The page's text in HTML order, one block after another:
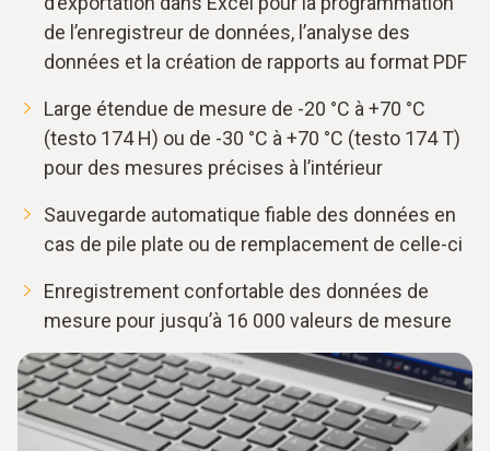
de l’enregistreur de données, l’analyse des
données et la création de rapports au format PDF
Large étendue de mesure de -20 °C à +70 °C
(testo 174 H) ou de -30 °C à +70 °C (testo 174 T)
pour des mesures précises à l’intérieur
Sauvegarde automatique fiable des données en
cas de pile plate ou de remplacement de celle-ci
Enregistrement confortable des données de
mesure pour jusqu’à 16 000 valeurs de mesure